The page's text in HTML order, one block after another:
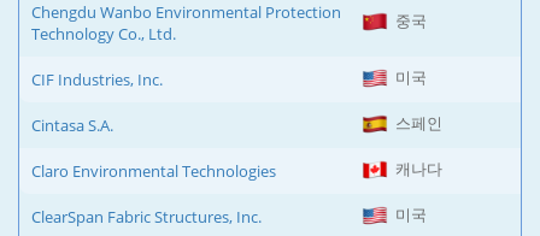
Chengdu Wanbo Environmental Protection
Technology Co., Ltd.
중국
CIF Industries, Inc. 미국
Cintasa S.A. 스페인
Claro Environmental Technologies 캐나다
ClearSpan Fabric Structures, Inc. 미국